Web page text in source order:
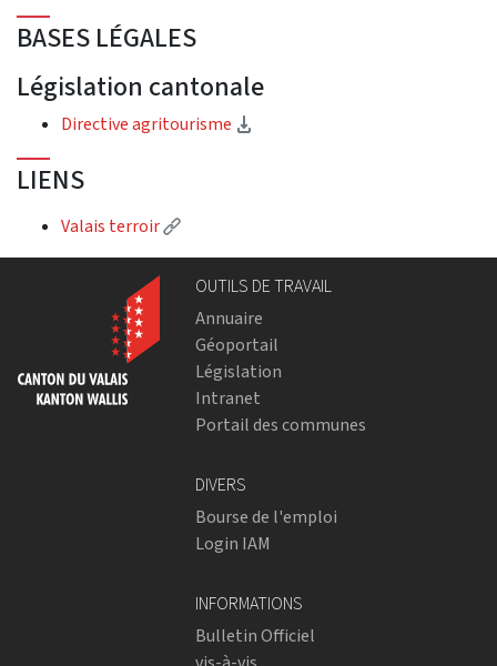
BASES LÉGALES
Législation cantonale
Directive agritourisme
LIENS
Valais terroir (Lien externe)
OUTILS DE TRAVAIL
Annuaire
Géoportail
Législation
Intranet
Portail des communes
DIVERS
Bourse de l'emploi
Login IAM
INFORMATIONS
Bulletin Officiel